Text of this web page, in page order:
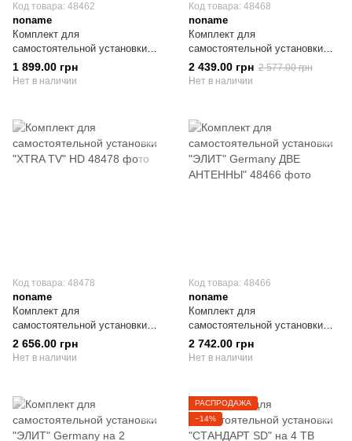
Код товара: 48462
noname
Комплект для
самостоятельной установки
"ЭЛИТ" две антенны + Sat-
Integral S-1210 HD Aron
1 899.00 грн
Нет в наличии
Код товара: 48468
noname
Комплект для
самостоятельной установки
"СТАНДАРТ SD " на 2 ТВ
2 439.00 грн 2 577.00 грн
Нет в наличии
Код товара: 48478
noname
Комплект для
самостоятельной установки
"XTRA TV" HD
2 656.00 грн
Нет в наличии
Код товара: 48466
noname
Комплект для
самостоятельной установки
"ЭЛИТ" Germany ДВЕ
АНТЕННЫ"
2 742.00 грн
Нет в наличии
РАСПРОДАЖА
−14%